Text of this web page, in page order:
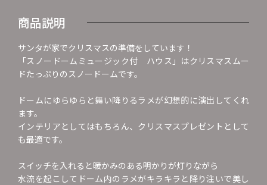
商品説明
サンタが家でクリスマスの準備をしています！
「スノードームミュージック付 ハウス」はクリスマスムー
ドたっぷりのスノードームです。
ドームにゆらゆらと舞い降りるラメが幻想的に演出してくれ
ます。
インテリアとしてはもちろん、クリスマスプレゼントとして
も最適です。
スイッチを入れると暖かみのある明かりが灯りながら
水流を起こしてドーム内のラメがキラキラと降り注いで美し